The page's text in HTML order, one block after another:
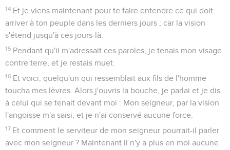
14 Et je viens maintenant pour te faire entendre ce qui doit
arriver à ton peuple dans les derniers jours ; car la vision
s'étend jusqu'à ces jours-là.
15 Pendant qu'il m'adressait ces paroles, je tenais mon visage
contre terre, et je restais muet.
16 Et voici, quelqu'un qui ressemblait aux fils de l'homme
toucha mes lèvres. Alors j'ouvris la bouche, je parlai et je dis
à celui qui se tenait devant moi : Mon seigneur, par la vision
l'angoisse m'a saisi, et je n'ai conservé aucune force.
17 Et comment le serviteur de mon seigneur pourrait-il parler
avec mon seigneur ? Maintenant il n'y a plus en moi aucune